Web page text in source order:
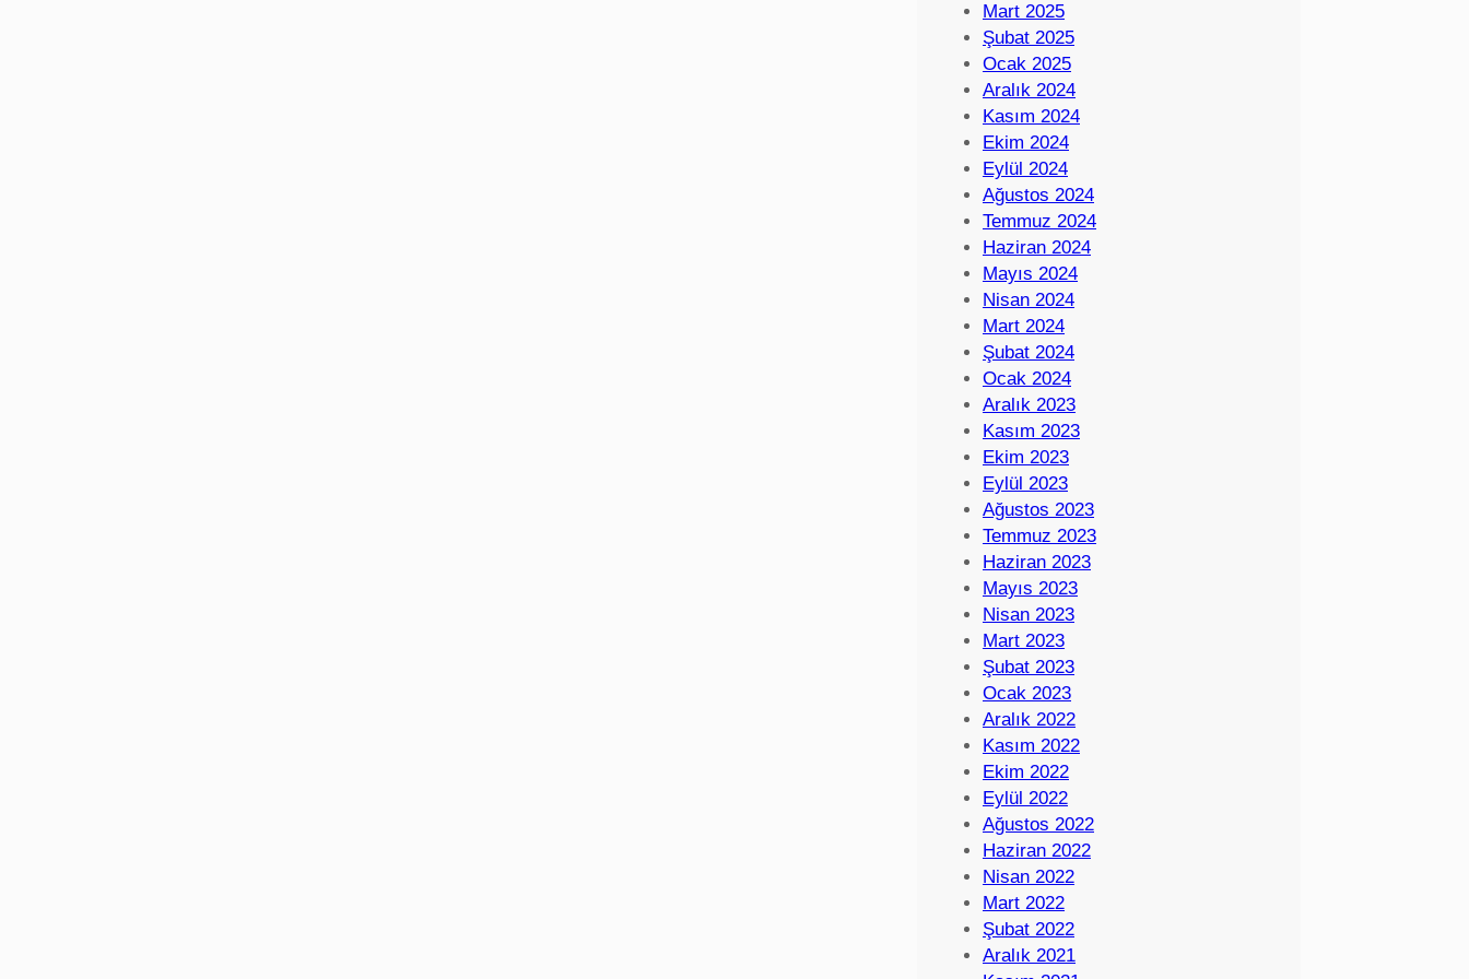
Mart 2025
Şubat 2025
Ocak 2025
Aralık 2024
Kasım 2024
Ekim 2024
Eylül 2024
Ağustos 2024
Temmuz 2024
Haziran 2024
Mayıs 2024
Nisan 2024
Mart 2024
Şubat 2024
Ocak 2024
Aralık 2023
Kasım 2023
Ekim 2023
Eylül 2023
Ağustos 2023
Temmuz 2023
Haziran 2023
Mayıs 2023
Nisan 2023
Mart 2023
Şubat 2023
Ocak 2023
Aralık 2022
Kasım 2022
Ekim 2022
Eylül 2022
Ağustos 2022
Haziran 2022
Nisan 2022
Mart 2022
Şubat 2022
Aralık 2021